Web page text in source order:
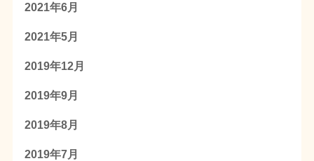
2021年6月
2021年5月
2019年12月
2019年9月
2019年8月
2019年7月